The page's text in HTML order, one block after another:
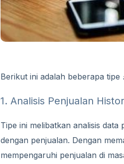
Berikut ini adalah beberapa tipe
1. Analisis Penjualan
Tipe ini melibatkan analisis
dengan penjualan. Dengan
mempengaruhi penjualan di